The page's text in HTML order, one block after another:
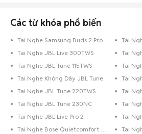
Tai nghe JBL Hà Nội: 43 sản phẩm
Tai nghe Samsung Hà Nội : 38 sản phẩm
Các từ khóa phổ biến
Tai Nghe Samsung Buds 2 Pro
Tai
Tai Nghe JBL Live 300TWS
Tai Nghe JBL Tune 115TWS
Tai
Tai Nghe Không Dây JBL Tune 230TWS
Tai
Tai Nghe JBL Tune 220TWS
Tai
Tai Nghe JBL Tune 230NC
Tai
Tai Nghe JBL Live Pro 2
Tai
Tai Nghe Bose Quietcomfort 35 II
Tai